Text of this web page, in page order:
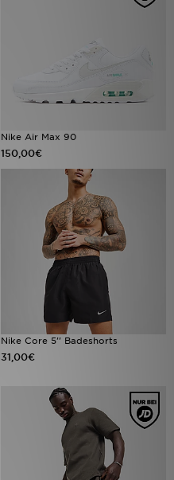
Nike Air Max 90
150,00€
Nike Core 5'' Badeshorts
31,00€